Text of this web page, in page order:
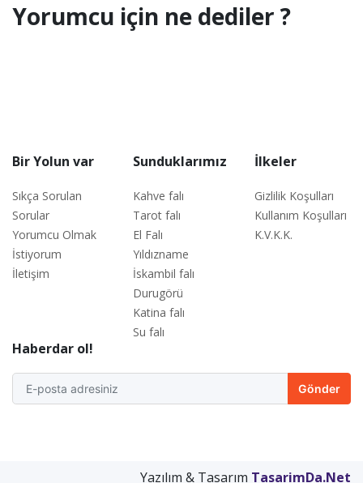
Yorumcu için ne dediler ?
Bir Yolun var
Sıkça Sorulan
Sorular
Yorumcu Olmak
İstiyorum
İletişim
Sunduklarımız
Kahve falı
Tarot falı
El Falı
Yıldızname
İskambil falı
Durugörü
Katina falı
Su falı
İlkeler
Gizlilik Koşulları
Kullanım Koşulları
K.V.K.K.
Haberdar ol!
Gönder
Yazılım & Tasarım TasarimDa.Net